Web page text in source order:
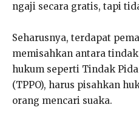
ngaji secara gratis, tapi
Seharusnya, terdapat
memisahkan antara
hukum seperti Tindak
(TPPO), harus pisahkan
orang mencari suaka.